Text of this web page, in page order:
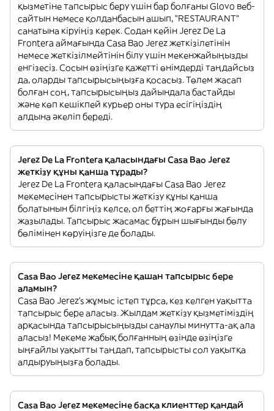
қызметіне тапсырыс беру үшін бар болғаны Glovo веб-
сайтын немесе қолданбасын ашып, "RESTAURANT"
санатына кіруіңіз керек. Содан кейін Jerez De La
Frontera аймағында Casa Bao Jerez жеткізілетінін
немесе жеткізілмейтінін білу үшін мекенжайыңызды
енгізесіз. Сосын өзіңізге қажетті өнімдерді таңдайсыз
да, оларды тапсырысыңызға қосасыз. Төлем жасап
болған соң, тапсырысыңыз дайындала бастайды
және көп кешікпей курьер оны тура есігіңіздің
алдына әкеліп береді.
Jerez De La Frontera қаласындағы Casa Bao Jerez
жеткізу құны қанша тұрады?
Jerez De La Frontera қаласындағы Casa Bao Jerez
мекемесінен тапсырысты жеткізу құны қанша
болатынын білгіңіз келсе, ол беттің жоғарғы жағында
жазылады. Тапсырыс жасамас бұрын шығынды бөлу
бөлімінен көруіңізге де болады.
Casa Bao Jerez мекемесіне қашан тапсырыс бере
аламын?
Casa Bao Jerez’s жұмыс істеп тұрса, кез келген уақытта
тапсырыс бере аласыз. Жылдам жеткізу қызметіміздің
арқасында тапсырысыңызды санаулы минутта-ақ ала
аласыз! Мекеме жабық болғанның өзінде өзіңізге
ыңғайлы уақытты таңдап, тапсырысты сол уақытқа
алдыруыңызға болады.
Casa Bao Jerez мекемесіне басқа клиенттер қандай